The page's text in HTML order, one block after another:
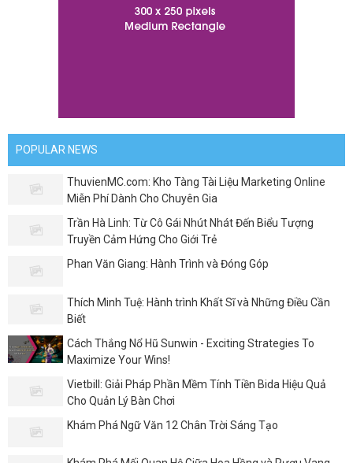
POPULAR NEWS
ThuvienMC.com: Kho Tàng Tài Liệu Marketing Online
Miễn Phí Dành Cho Chuyên Gia
Trần Hà Linh: Từ Cô Gái Nhút Nhát Đến Biểu Tượng
Truyền Cảm Hứng Cho Giới Trẻ
Phan Văn Giang: Hành Trình và Đóng Góp
Thích Minh Tuệ: Hành trình Khất Sĩ và Những Điều Cần
Biết
Cách Thắng Nổ Hũ Sunwin - Exciting Strategies To
Maximize Your Wins!
Vietbill: Giải Pháp Phần Mềm Tính Tiền Bida Hiệu Quả
Cho Quản Lý Bàn Chơi
Khám Phá Ngữ Văn 12 Chân Trời Sáng Tạo